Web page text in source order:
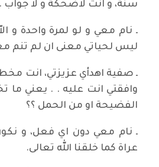
سنة، و انت لاضحكة و لا جواب
ـ نام معي و لو لمرة واحدة و
ليس لحياتي معنى ان لم تنم
ـ صفية اهدأي عزيزتي، انت
وافقتي انت عليه . . يعني ما
الفضيحة او من الحمل ؟؟
ـ نام معي دون اي فعل، و
عراة كما خلقنا الله تعالى.